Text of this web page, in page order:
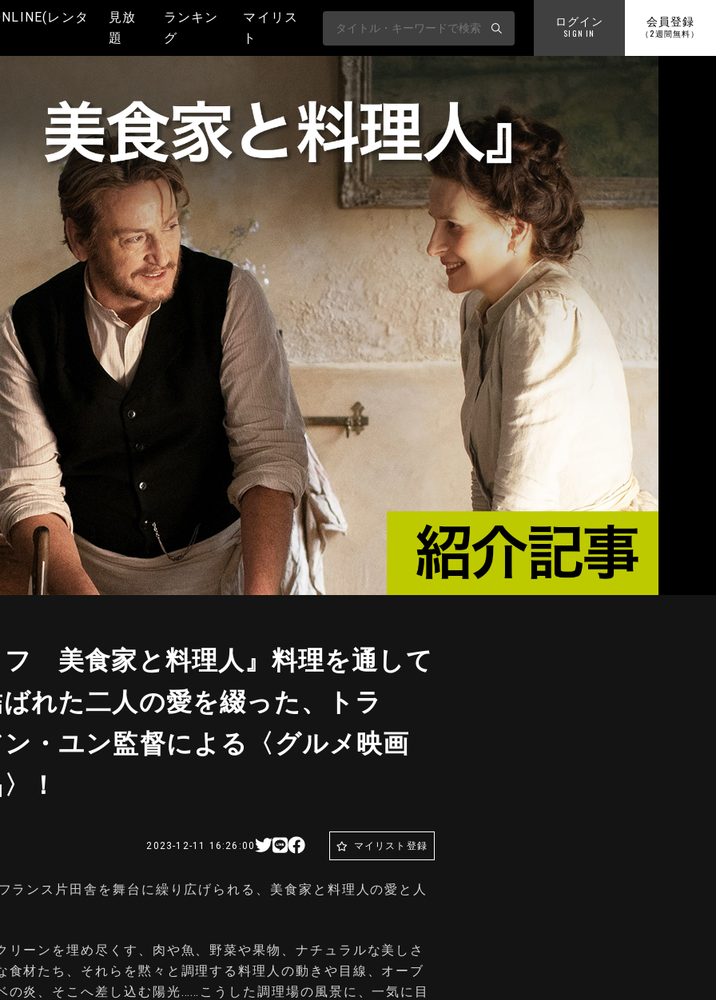
レンタ
見放
題
ランキン
グ
マイリス
ト
ログイン
SIGN IN
会員登録
（2週間無料）
美食家と料理人』料理を通して
れた二人の愛を綴った、トラ
・ユン監督による〈グルメ映画
！
2023-12-11 16:26:00 マイリスト登録
ランス片田舎を舞台に繰り広げられる、美食家と料理人の愛と人
リーンを埋め尽くす、肉や魚、野菜や果物、ナチュラルな美しさ
食材たち、それらを黙々と調理する料理人の動きや目線、オーブ
の炎、そこへ差し込む陽光……こうした調理場の風景に、一気に目